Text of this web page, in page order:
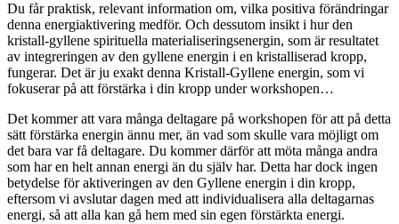
Du får praktisk, relevant information om, vilka positiva förändringar
denna energiaktivering medför. Och dessutom insikt i hur den
kristall-gyllene spirituella materialiseringsenergin, som är resultatet
av integreringen av den gyllene energin i en kristalliserad kropp,
fungerar. Det är ju exakt denna Kristall-Gyllene energin, som vi
fokuserar på att förstärka i din kropp under workshopen…
Det kommer att vara många deltagare på workshopen för att på detta
sätt förstärka energin ännu mer, än vad som skulle vara möjligt om
det bara var få deltagare. Du kommer därför att möta många andra
som har en helt annan energi än du själv har. Detta har dock ingen
betydelse för aktiveringen av den Gyllene energin i din kropp,
eftersom vi avslutar dagen med att individualisera alla deltagarnas
energi, så att alla kan gå hem med sin egen förstärkta energi.